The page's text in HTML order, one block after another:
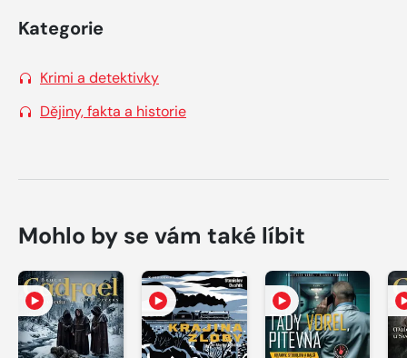
Kategorie
Krimi a detektivky
Dějiny, fakta a historie
Mohlo by se vám také líbit